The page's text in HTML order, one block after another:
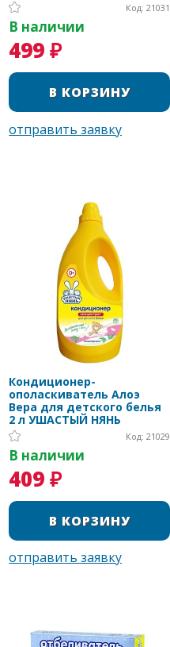
Код: 21031
В наличии
499 ₽
Кондиционер-
ополаскиватель Алоэ
Вера для детского белья
2 л УШАСТЫЙ НЯНЬ
Код: 21029
В наличии
409 ₽